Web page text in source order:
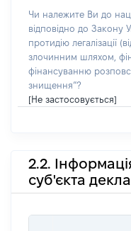
Чи належите Ви до
відповідно до Закону
протидію легалізації
злочинним шляхом,
фінансуванню
знищення”?
[Не застосовується]
2.2.
суб'єкта